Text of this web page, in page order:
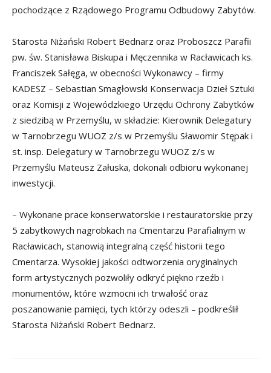
pochodzące z Rządowego Programu Odbudowy Zabytów.
Starosta Niżański Robert Bednarz oraz Proboszcz Parafii
pw. św. Stanisława Biskupa i Męczennika w Racławicach ks.
Franciszek Sałęga, w obecności Wykonawcy – firmy
KADESZ – Sebastian Smagłowski Konserwacja Dzieł Sztuki
oraz Komisji z Wojewódzkiego Urzędu Ochrony Zabytków
z siedzibą w Przemyślu, w składzie: Kierownik Delegatury
w Tarnobrzegu WUOZ z/s w Przemyślu Sławomir Stępak i
st. insp. Delegatury w Tarnobrzegu WUOZ z/s w
Przemyślu Mateusz Załuska, dokonali odbioru wykonanej
inwestycji.
– Wykonane prace konserwatorskie i restauratorskie przy
5 zabytkowych nagrobkach na Cmentarzu Parafialnym w
Racławicach, stanowią integralną część historii tego
Cmentarza. Wysokiej jakości odtworzenia oryginalnych
form artystycznych pozwoliły odkryć piękno rzeźb i
monumentów, które wzmocni ich trwałość oraz
poszanowanie pamięci, tych którzy odeszli – podkreślił
Starosta Niżański Robert Bednarz.